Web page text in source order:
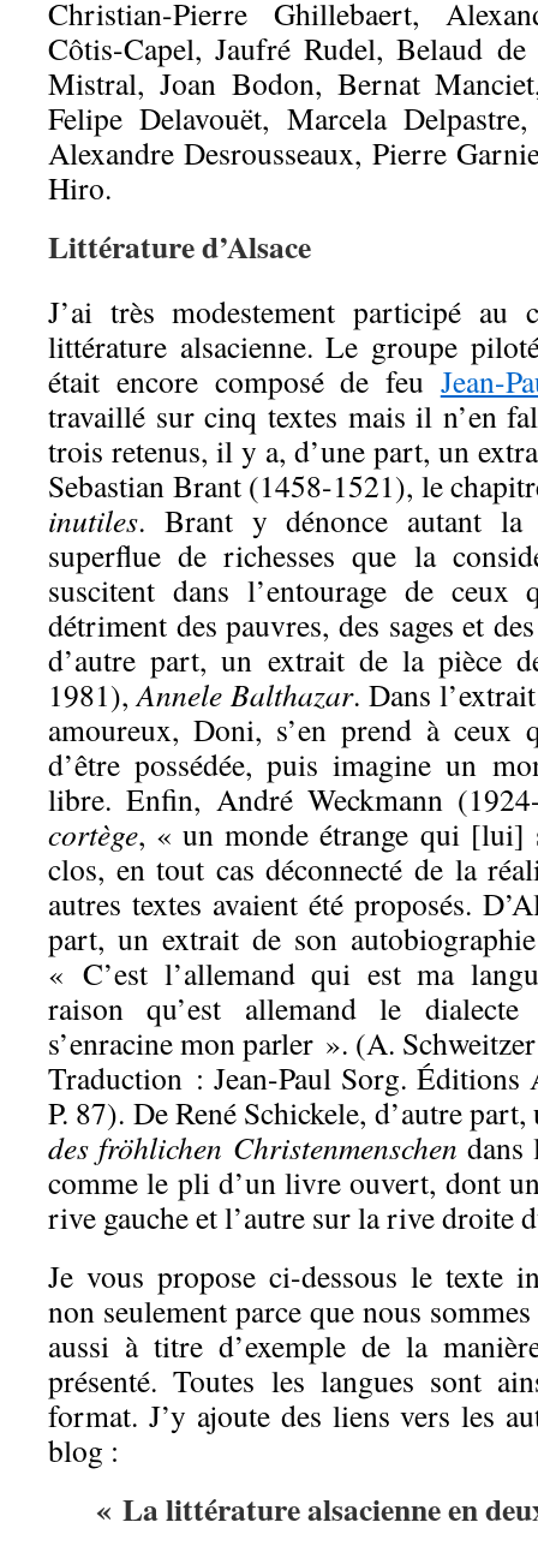
Christian-Pierre Ghillebaert,
Côtis-Capel, Jaufré Rudel, Belaud
Mistral, Joan Bodon, Bernat
Felipe Delavouët, Marcela
Alexandre Desrousseaux, Pierre
Hiro.
Littérature d’Alsace
J’ai très modestement participé au
littérature alsacienne. Le groupe
était encore composé de feu Jean-
travaillé sur cinq textes mais il n’en
trois retenus, il y a, d’une part, un
Sebastian Brant (1458-1521), le
inutiles. Brant y dénonce autant la
superflue de richesses que la
suscitent dans l’entourage de ceux
détriment des pauvres, des sages et
d’autre part, un extrait de la pièce
1981),Annele Balthazar. Dans
amoureux, Doni, s’en prend à ceux
d’être possédée, puis imagine un
libre. Enfin, André Weckmann
cortège, « un monde étrange qui [lui]
clos, en tout cas déconnecté de la
autres textes avaient été proposés.
part, un extrait de son
« C’est l’allemand qui est ma
raison qu’est allemand le dialecte
s’enracine mon parler ». (A.
Traduction : Jean-Paul Sorg. Éditions
P. 87). De René Schickele, d’autre
des fröhlichen Christenmenschen
comme le pli d’un livre ouvert, dont
rive gauche et l’autre sur la rive droite
Je vous propose ci-dessous le texte
non seulement parce que nous
aussi à titre d’exemple de la
présenté. Toutes les langues sont
format. J’y ajoute des liens vers les
blog :
« La littérature alsacienne en